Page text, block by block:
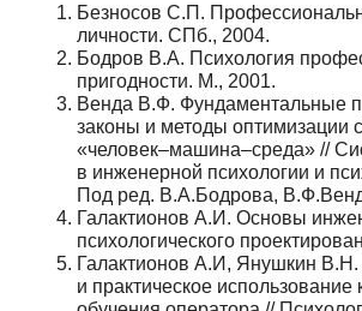
Безносов С.П.
личности. СПб., 2004.
Бодров В.А. Психология
пригодности. М., 2001.
Венда В.Ф. Фундаментальные
законы и методы оптимизации
«человек–машина–среда» //
в инженерной психологии и
Под ред. В.А.Бодрова,
Галактионов А.И. Основы
психологического
Галактионов А.И, Янушкин
и практическое использование